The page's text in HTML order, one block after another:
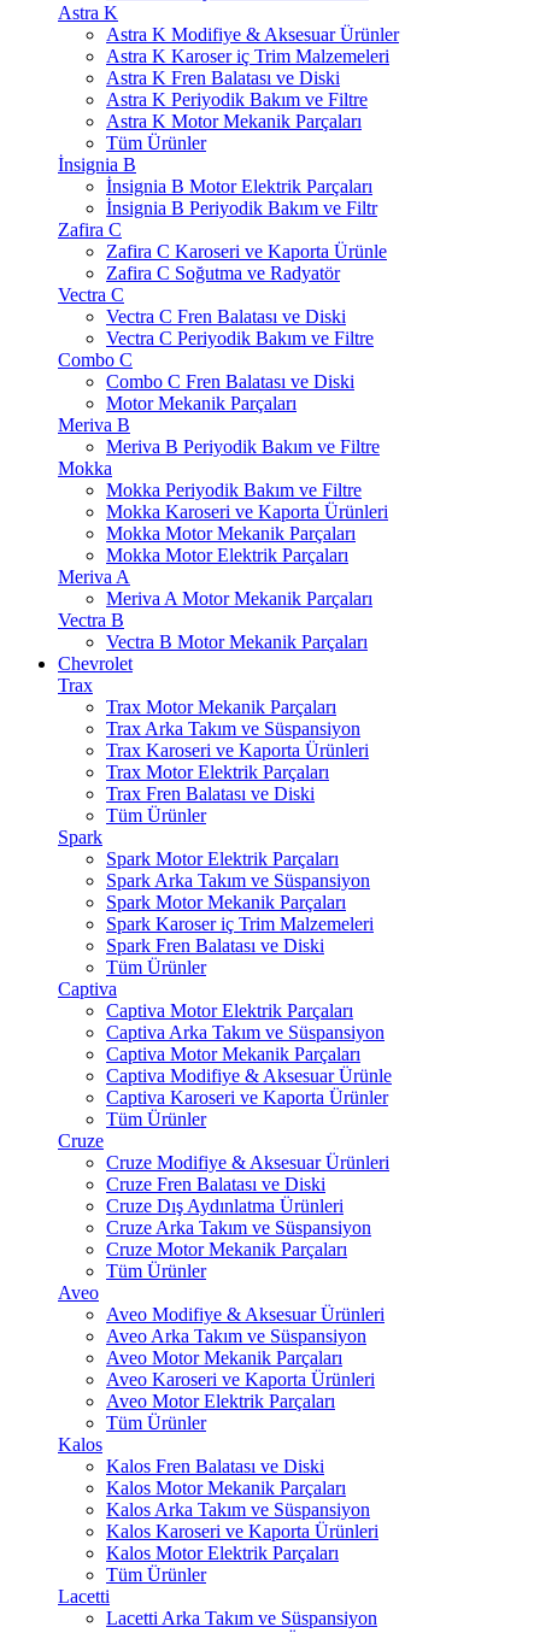
Astra K
Astra K Modifiye & Aksesuar Ürünler
Astra K Karoser iç Trim Malzemeleri
Astra K Fren Balatası ve Diski
Astra K Periyodik Bakım ve Filtre
Astra K Motor Mekanik Parçaları
Tüm Ürünler
İnsignia B
İnsignia B Motor Elektrik Parçaları
İnsignia B Periyodik Bakım ve Filtr
Zafira C
Zafira C Karoseri ve Kaporta Ürünle
Zafira C Soğutma ve Radyatör
Vectra C
Vectra C Fren Balatası ve Diski
Vectra C Periyodik Bakım ve Filtre
Combo C
Combo C Fren Balatası ve Diski
Motor Mekanik Parçaları
Meriva B
Meriva B Periyodik Bakım ve Filtre
Mokka
Mokka Periyodik Bakım ve Filtre
Mokka Karoseri ve Kaporta Ürünleri
Mokka Motor Mekanik Parçaları
Mokka Motor Elektrik Parçaları
Meriva A
Meriva A Motor Mekanik Parçaları
Vectra B
Vectra B Motor Mekanik Parçaları
Chevrolet
Trax
Trax Motor Mekanik Parçaları
Trax Arka Takım ve Süspansiyon
Trax Karoseri ve Kaporta Ürünleri
Trax Motor Elektrik Parçaları
Trax Fren Balatası ve Diski
Tüm Ürünler
Spark
Spark Motor Elektrik Parçaları
Spark Arka Takım ve Süspansiyon
Spark Motor Mekanik Parçaları
Spark Karoser iç Trim Malzemeleri
Spark Fren Balatası ve Diski
Tüm Ürünler
Captiva
Captiva Motor Elektrik Parçaları
Captiva Arka Takım ve Süspansiyon
Captiva Motor Mekanik Parçaları
Captiva Modifiye & Aksesuar Ürünle
Captiva Karoseri ve Kaporta Ürünler
Tüm Ürünler
Cruze
Cruze Modifiye & Aksesuar Ürünleri
Cruze Fren Balatası ve Diski
Cruze Dış Aydınlatma Ürünleri
Cruze Arka Takım ve Süspansiyon
Cruze Motor Mekanik Parçaları
Tüm Ürünler
Aveo
Aveo Modifiye & Aksesuar Ürünleri
Aveo Arka Takım ve Süspansiyon
Aveo Motor Mekanik Parçaları
Aveo Karoseri ve Kaporta Ürünleri
Aveo Motor Elektrik Parçaları
Tüm Ürünler
Kalos
Kalos Fren Balatası ve Diski
Kalos Motor Mekanik Parçaları
Kalos Arka Takım ve Süspansiyon
Kalos Karoseri ve Kaporta Ürünleri
Kalos Motor Elektrik Parçaları
Tüm Ürünler
Lacetti
Lacetti Arka Takım ve Süspansiyon